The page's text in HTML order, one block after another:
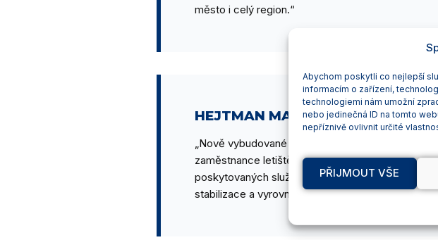
Abychom poskytli co nejlepší
informacím o zařízení,
technologiemi nám umožní
nebo jedinečná ID na tomto
nepříznivě ovlivnit určité
PŘIJMOUT VŠE
město i celý region.“
HEJTMAN MARTIN NETOLICKÝ
„Nově vybudované prostory ve 2. nadzemním
zaměstnance letiště. Projekt je součástí
poskytovaných služeb a infrastruktury. Vedle
stabilizace a vyrovnané hospodaření společnosti.“